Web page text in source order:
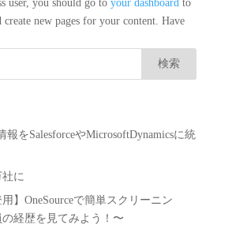
user, you should go to your dashboardto
create new pages for your content. Have
報をSalesforceやMicrosoftDynamicsに統
社に
】OneSourceで簡単スクリーニン
経歴を見てみよう！〜